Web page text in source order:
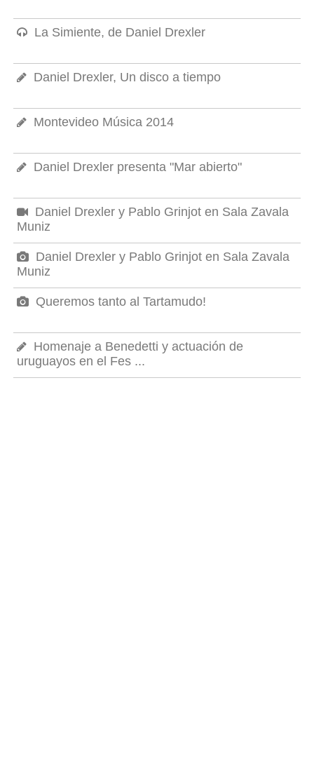
La Simiente, de Daniel Drexler
Daniel Drexler, Un disco a tiempo
Montevideo Música 2014
Daniel Drexler presenta "Mar abierto"
Daniel Drexler y Pablo Grinjot en Sala Zavala
Muniz
Daniel Drexler y Pablo Grinjot en Sala Zavala
Muniz
Queremos tanto al Tartamudo!
Homenaje a Benedetti y actuación de
uruguayos en el Fes ...